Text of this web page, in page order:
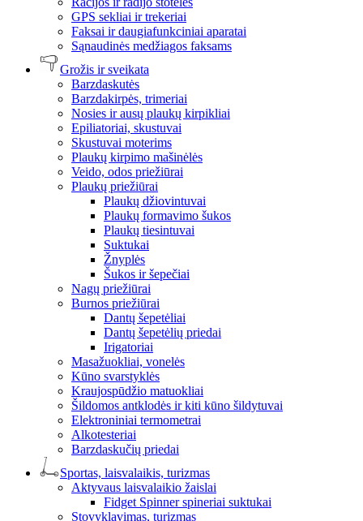
GPS sekliai ir trekeriai
Faksai ir daugiafunkciniai aparatai
Sąnaudinės medžiagos faksams
Grožis ir sveikata
Barzdaskutės
Barzdakirpės, trimeriai
Nosies ir ausų plaukų kirpikliai
Epiliatoriai, skustuvai
Skustuvai moterims
Plaukų kirpimo mašinėlės
Veido, odos priežiūrai
Plaukų priežiūrai
Plaukų džiovintuvai
Plaukų formavimo šukos
Plaukų tiesintuvai
Suktukai
Žnyplės
Šukos ir šepečiai
Nagų priežiūrai
Burnos priežiūrai
Dantų šepetėliai
Dantų šepetėlių priedai
Irigatoriai
Masažuokliai, vonelės
Kūno svarstyklės
Kraujospūdžio matuokliai
Šildomos antklodės ir kiti kūno šildytuvai
Elektroniniai termometrai
Alkotesteriai
Barzdaskučių priedai
Sportas, laisvalaikis, turizmas
Aktyvaus laisvalaikio žaislai
Fidget Spinner spineriai suktukai
Stovyklavimas, turizmas